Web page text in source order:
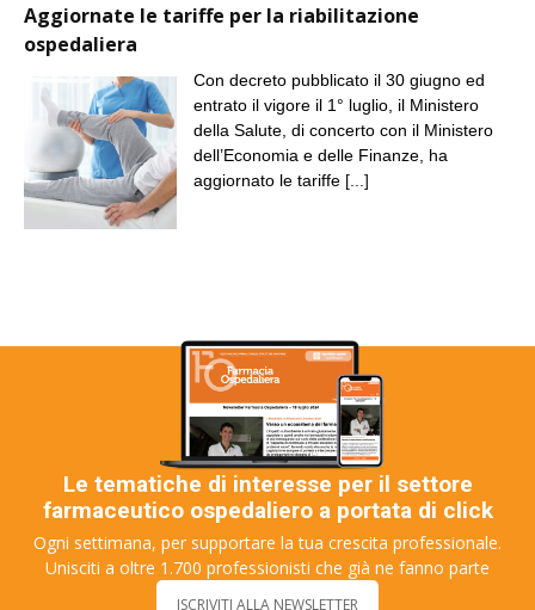
Aggiornate le tariffe per la riabilitazione
ospedaliera
Con decreto pubblicato il 30 giugno ed
entrato il vigore il 1° luglio, il Ministero
della Salute, di concerto con il Ministero
dell’Economia e delle Finanze, ha
aggiornato le tariffe [...]
Le tematiche di interesse per il settore
farmaceutico ospedaliero a portata di click
Ogni settimana, per supportare la tua crescita professionale.
Unisciti a oltre 1.700 professionisti che già ne fanno parte
ISCRIVITI ALLA NEWSLETTER